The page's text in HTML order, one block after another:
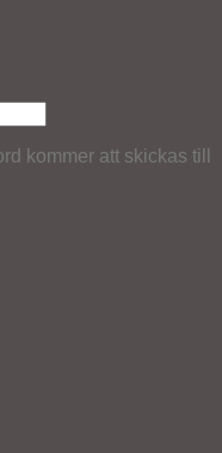
kommer att skickas till